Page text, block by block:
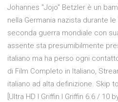
Johannes "Jojo" Betzler è un
nella Germania nazista durante
seconda guerra mondiale con
assente sta presumibilmente
italiano ma ha perso ogni
di Film Completo in Italiano,
italiano ad alta definizione. Skip
[Ultra HD I Griffin I Griffin 6.6 / 10